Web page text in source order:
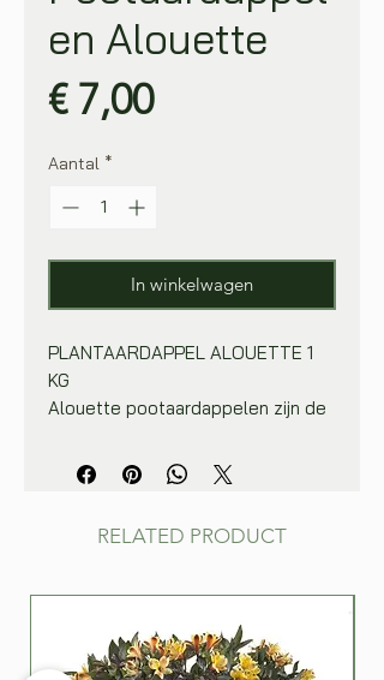
en Alouette
€ 7,00Prijs
Aantal *
In winkelwagen
PLANTAARDAPPEL ALOUETTE 1
KG
Alouette pootaardappelen zijn de
de Raja pootaardappelen. Dit
laatste ras wordt niet meer
verbeterde versie is.
groeien uit tot grove, rode
aardappelen met vlakke ogen en
een gele vleeskleur. Deze
RELATED PRODUCT